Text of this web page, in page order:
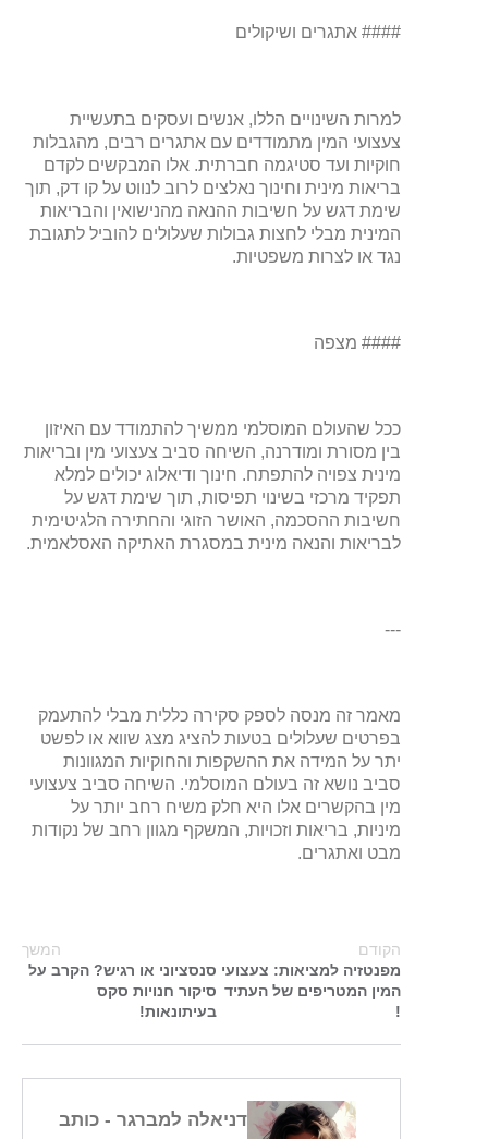
#### אתגרים ושיקולים
למרות השינויים הללו, אנשים ועסקים בתעשיית
צעצועי המין מתמודדים עם אתגרים רבים, מהגבלות
חוקיות ועד סטיגמה חברתית. אלו המבקשים לקדם
בריאות מינית וחינוך נאלצים לרוב לנווט על קו דק, תוך
שימת דגש על חשיבות ההנאה מהנישואין והבריאות
המינית מבלי לחצות גבולות שעלולים להוביל לתגובת
נגד או לצרות משפטיות.
#### מצפה
ככל שהעולם המוסלמי ממשיך להתמודד עם האיזון
בין מסורת ומודרנה, השיחה סביב צעצועי מין ובריאות
מינית צפויה להתפתח. חינוך ודיאלוג יכולים למלא
תפקיד מרכזי בשינוי תפיסות, תוך שימת דגש על
חשיבות ההסכמה, האושר הזוגי והחתירה הלגיטימית
לבריאות והנאה מינית במסגרת האתיקה האסלאמית.
---
מאמר זה מנסה לספק סקירה כללית מבלי להתעמק
בפרטים שעלולים בטעות להציג מצג שווא או לפשט
יתר על המידה את ההשקפות והחוקיות המגוונות
סביב נושא זה בעולם המוסלמי. השיחה סביב צעצועי
מין בהקשרים אלו היא חלק משיח רחב יותר על
מיניות, בריאות וזכויות, המשקף מגוון רחב של נקודות
מבט ואתגרים.
הקודם
מפנטזיה למציאות: צעצועי
המין המטריפים של העתיד
!
המשך
סנסציוני או רגיש? הקרב על
סיקור חנויות סקס
בעיתונאות!
דניאלה למברגר - כותב